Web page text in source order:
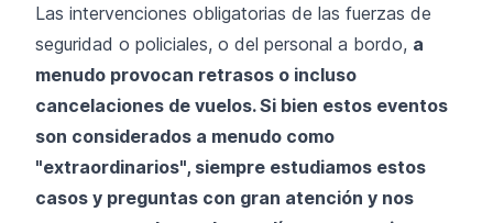
Las intervenciones obligatorias de las fuerzas de
seguridad o policiales, o del personal a bordo, a
menudo provocan retrasos o incluso
cancelaciones de vuelos. Si bien estos eventos
son considerados a menudo como
"extraordinarios", siempre estudiamos estos
casos y preguntas con gran atención y nos